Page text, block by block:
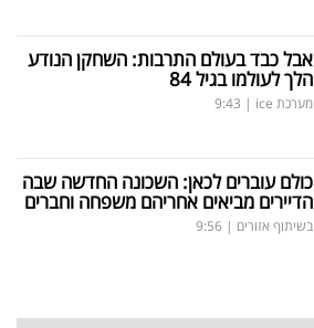
אבל כבד בעולם התרבות: השחקן הנודע
הלך לעולמו בגיל 84
מערכת ice |
9:43
כולם עוברים לכאן: השכונה החדשה שבה
הדיירים מביאים אחריהם משפחה וחברים
בשיתוף אזורים |
9:56